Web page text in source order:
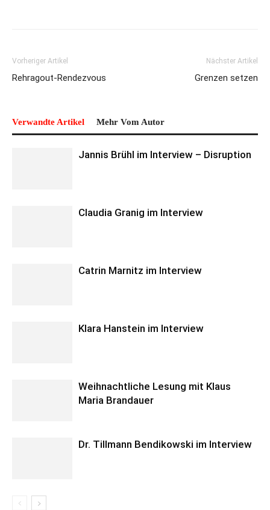
Vorheriger Artikel
Rehragout-Rendezvous
Nächster Artikel
Grenzen setzen
Verwandte Artikel Mehr Vom Autor
Jannis Brühl im Interview – Disruption
Claudia Granig im Interview
Catrin Marnitz im Interview
Klara Hanstein im Interview
Weihnachtliche Lesung mit Klaus
Maria Brandauer
Dr. Tillmann Bendikowski im Interview